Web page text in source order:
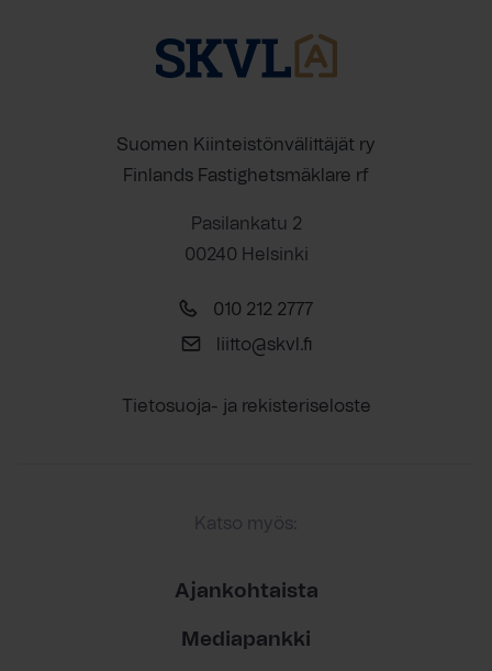
Suomen Kiinteistönvälittäjät ry
Finlands Fastighetsmäklare rf
Pasilankatu 2
00240 Helsinki
010 212 2777
liitto@skvl.fi
Tietosuoja- ja rekisteriseloste
Katso myös:
Ajankohtaista
Mediapankki